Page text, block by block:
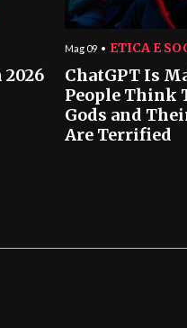
Mag 09 ETICA E
ChatGPT Is
People Think
Gods and
Are Terrified